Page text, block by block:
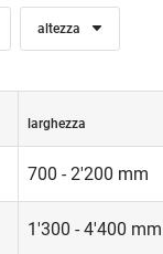
altezza
larghezza
700 - 2'200 mm
1'300 - 4'400 mm